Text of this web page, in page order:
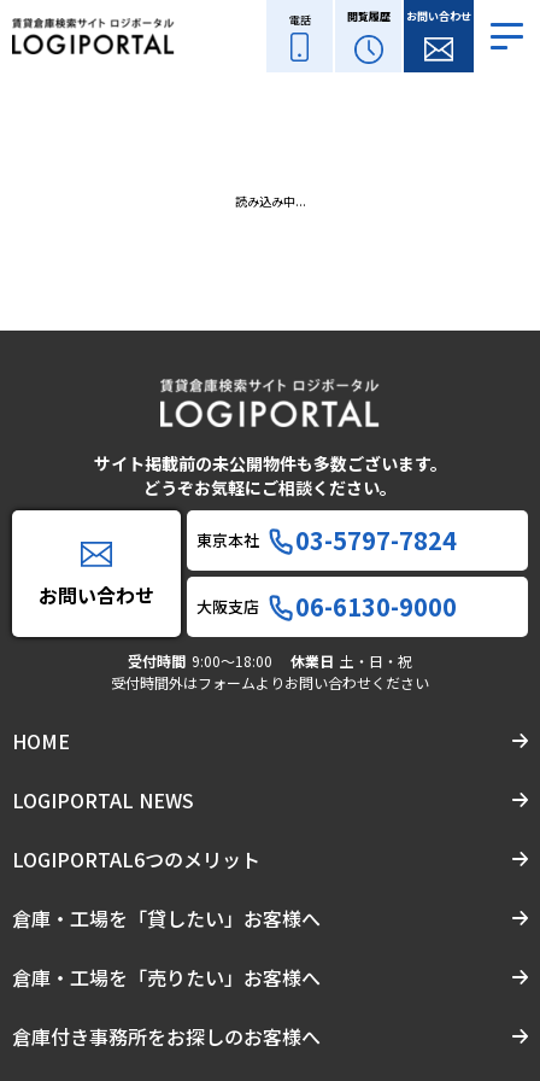
電話 閲覧履歴 お問い合わせ
読み込み中...
サイト掲載前の未公開物件も多数ございます。
どうぞお気軽にご相談ください。
お問い合わせ
東京本社 03-5797-7824
大阪支店 06-6130-9000
受付時間 9:00〜18:00 休業日 土・日・祝
受付時間外はフォームよりお問い合わせください
HOME
LOGIPORTAL NEWS
LOGIPORTAL6つのメリット
倉庫・工場を「貸したい」お客様へ
倉庫・工場を「売りたい」お客様へ
倉庫付き事務所をお探しのお客様へ